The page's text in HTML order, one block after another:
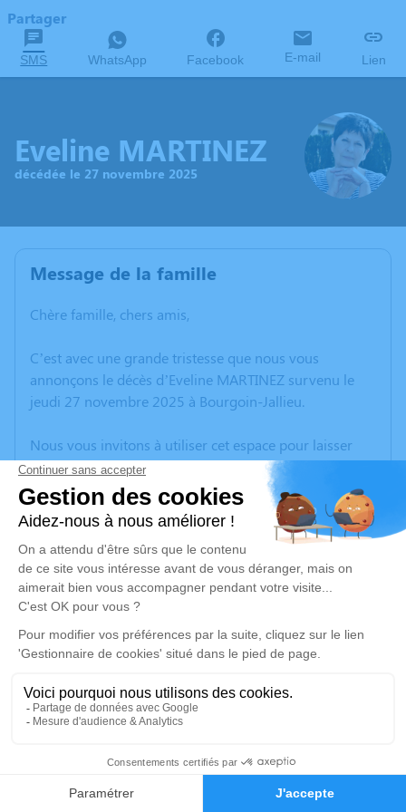
Faire-part Hommages
Partager
SMS WhatsApp Facebook E-mail Lien
Eveline MARTINEZ
décédée le 27 novembre 2025
Message de la famille
Chère famille, chers amis,
C’est avec une grande tristesse que nous vous
annonçons le décès d’Eveline MARTINEZ survenu le
jeudi 27 novembre 2025 à Bourgoin-Jallieu.
Nous vous invitons à utiliser cet espace pour laisser
vos condoléances, partager des photos souvenirs, une
anecdote ou exprimer vos pensées à travers des
poèmes ou des textes. Cet endroit est un lieu
d'expression dédié à honorer la mémoire d’Eveline
MARTINEZ.
Un service de plantation d’arbre hommage est
disponible ici.
Je rends hommage
Cérémonie
PARC CIMETIERE COMMUNAUTAIRE D 161, bd
Université